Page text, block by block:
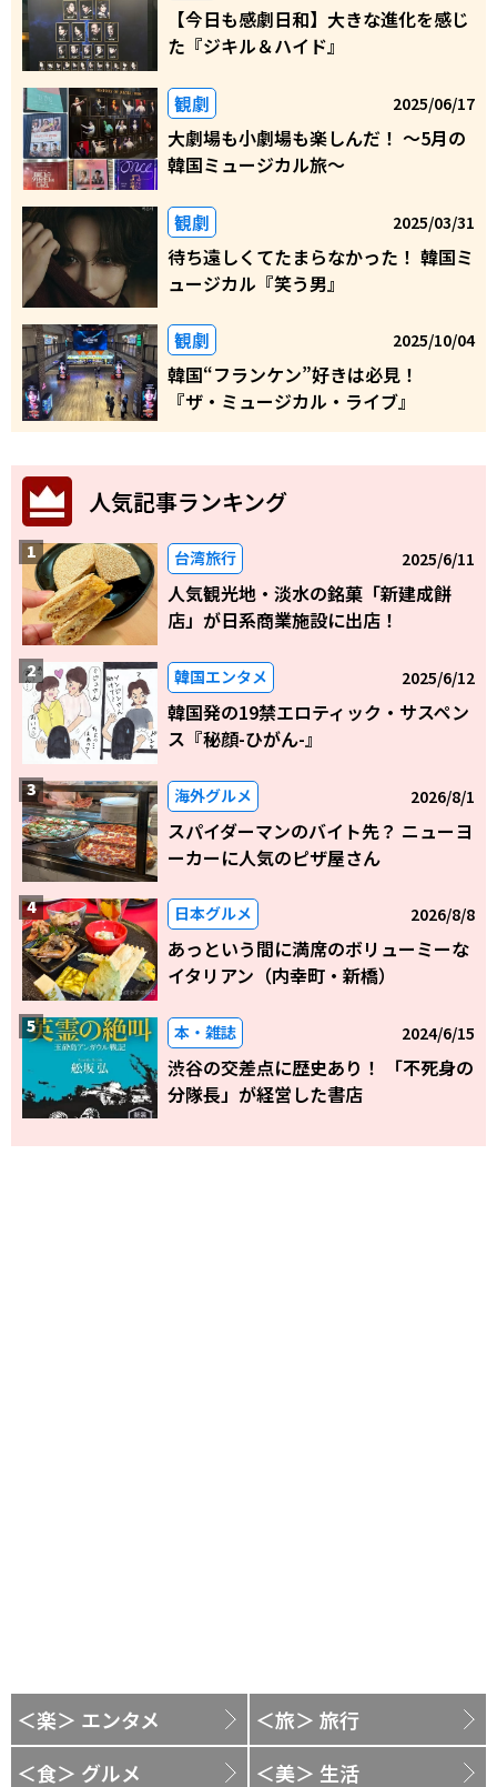
【今日も感劇日和】大きな進化を感じ
た『ジキル＆ハイド』
観劇 2025/06/17
大劇場も小劇場も楽しんだ！ ～5月の
韓国ミュージカル旅～
観劇 2025/03/31
待ち遠しくてたまらなかった！ 韓国ミ
ュージカル『笑う男』
観劇 2025/10/04
韓国“フランケン”好きは必見！
『ザ・ミュージカル・ライブ』
人気記事ランキング
台湾旅行 2025/6/11
人気観光地・淡水の銘菓「新建成餅
店」が日系商業施設に出店！
韓国エンタメ 2025/6/12
韓国発の19禁エロティック・サスペン
ス『秘顔-ひがん-』
海外グルメ 2026/8/1
スパイダーマンのバイト先？ ニューヨ
ーカーに人気のピザ屋さん
日本グルメ 2026/8/8
あっという間に満席のボリューミーな
イタリアン（内幸町・新橋）
本・雑誌 2024/6/15
渋谷の交差点に歴史あり！ 「不死身の
分隊長」が経営した書店
＜楽＞ エンタメ
＜旅＞ 旅行
＜食＞ グルメ
＜美＞ 生活